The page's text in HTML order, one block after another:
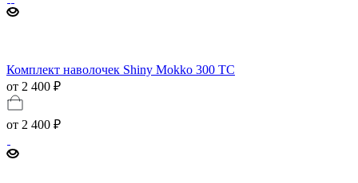
Комплект наволочек Shiny Mokko 300 TC
от 2 400 ₽
от 2 400 ₽